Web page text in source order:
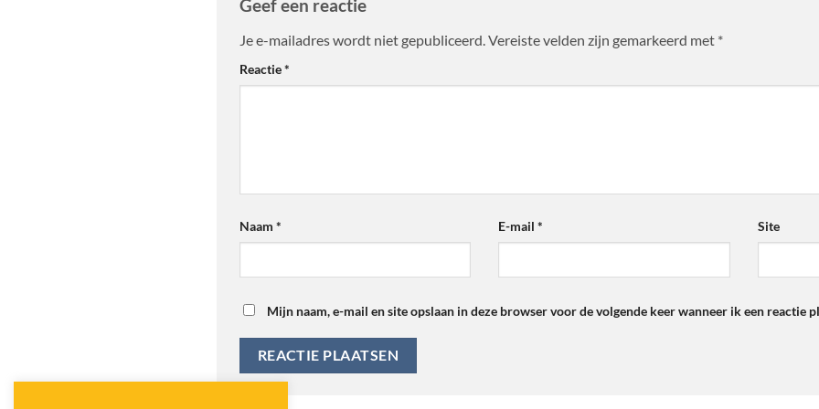
Geef een reactie
Je e-mailadres wordt niet gepubliceerd.Vereiste velden zijn gemarkeerd met *
Reactie*
Naam * E-mail* Site
Mijn naam, e-mail en site opslaan in deze browser voor de volgende keer wanneer ik een reactie
Alternative: